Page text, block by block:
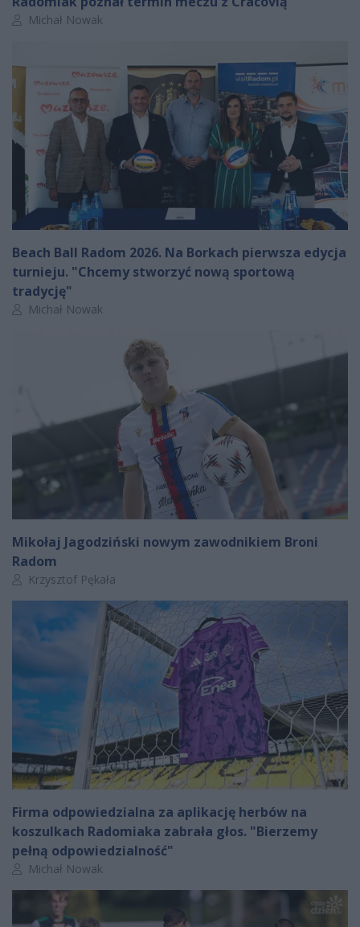
Autor artykułu:
Michał Nowak
Beach Ball Radom 2026. Na Borkach pierwsza edycja
turnieju. "Chcemy stworzyć nową sportową
tradycję"
Autor artykułu:
Michał Nowak
Mikołaj Jagodziński nowym zawodnikiem Broni
Radom
Autor artykułu:
Krzysztof Pękała
Firma odpowiedzialna za aplikację herbów na
koszulkach Radomiaka zabrała głos. "Bierzemy
pełną odpowiedzialność"
Autor artykułu:
Michał Nowak